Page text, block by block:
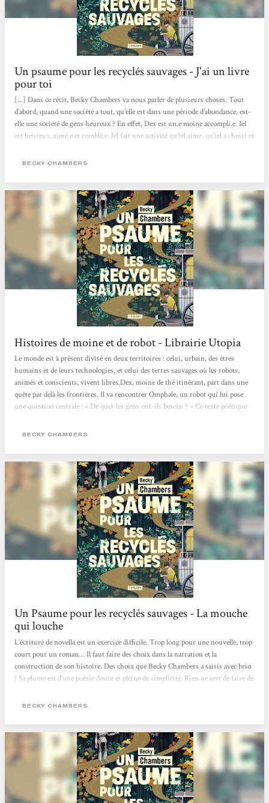
Un psaume pour les recyclés sauvages - J'ai un livre
pour toi
[...] Dans ce récit, Becky Chambers va nous parler de plusieurs choses. Tout
d’abord, quand une société a tout, qu’elle est dans une période d’abondance, est-
elle une société de gens heureux ? En effet, Dex est un.e moine accompli.e. Iel
est heureux, aimé.e et comblé.e. Iel fait une activité qu’iel aime, qu’iel a choisi et
monastère et d’écouter des chants de grillons.. En parlant avec Omphale, un
BECKY CHAMBERS
Histoires de moine et de robot - Librairie Utopia
Le monde est à présent divisé en deux territoires : celui, urbain, des êtres
humains et de leurs technologies, et celui des terres sauvages où les robots,
animés et conscients, vivent libres.Dex, moine de thé itinérant, part dans une
quête par delà les frontières. Il va rencontrer Omphale, un robot qui lui pose
une question centrale : « De quoi les gens ont-ils besoin ? ».Ce texte poétique
récit d’amitié et de quête de soi, qui imagine des relations apaisées entre
BECKY CHAMBERS
Un Psaume pour les recyclés sauvages - La mouche
qui louche
L’écriture de novella est un exercice difficile. Trop long pour une nouvelle, trop
court pour un roman… Il faut faire des choix dans la narration et la
construction de son histoire. Des choix que Becky Chambers a saisis avec brio
! Sa plume est d’une poésie douce et pleine de simplicité. Rien ne sert de faire de
pour les recyclés sauvages est poétique, doux et simple. C’est une lecture qui
marquant. Iel est poète, doux et simple comme les mots de Becky Chambers....
BECKY CHAMBERS